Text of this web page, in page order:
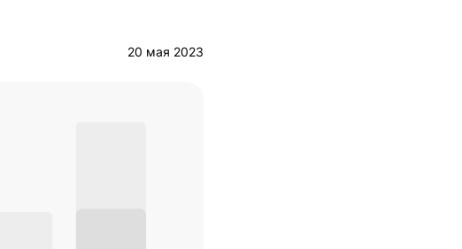
20 мая 2023